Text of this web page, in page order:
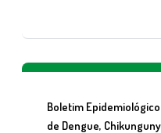
Boletim
de Dengue,